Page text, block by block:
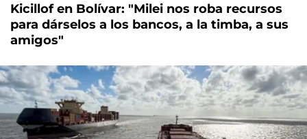
Kicillof en Bolívar: "Milei nos roba recursos
para dárselos a los bancos, a la timba, a sus
amigos"